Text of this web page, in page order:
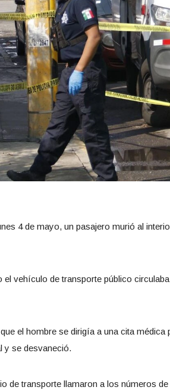
4 de mayo, un pasajero murió al
el vehículo de transporte público
el hombre se dirigía a una cita médica
y se desvaneció.
de transporte llamaron a los números de